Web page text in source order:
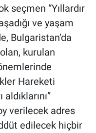
seçmen “Yıllardır
ve yaşam
Bulgaristan’da
kurulan
Hareketi
verilecek adres
edilecek hiçbir